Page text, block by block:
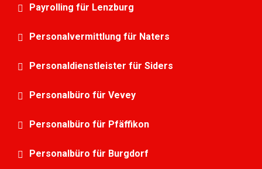
Payrolling für Lenzburg
Personalvermittlung für Naters
Personaldienstleister für Siders
Personalbüro für Vevey
Personalbüro für Pfäffikon
Personalbüro für Burgdorf